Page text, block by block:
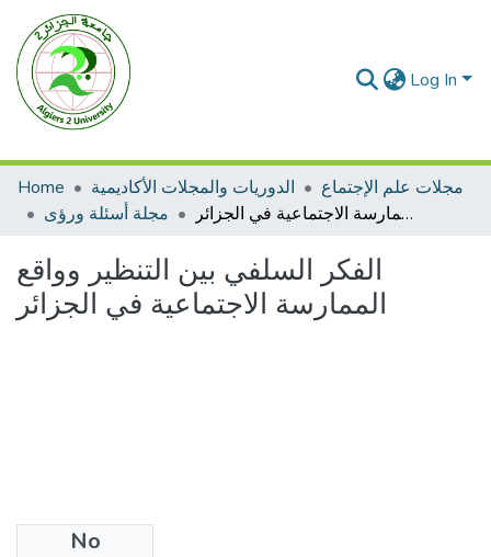
Log In
Home الدوريات والمجلات الأكاديمية
مجلات علم الإجتماع
مجلة أسئلة ورؤى
الفكر السلفي بين التنظير وواقع الممارسة الاجتماعية في الجزائر
الفكر السلفي بين التنظير وواقع
الممارسة الاجتماعية في الجزائر
No